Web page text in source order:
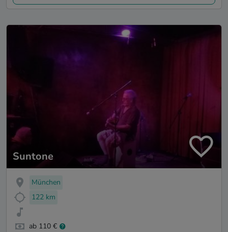
Suntone
München
122 km
ab 110 €